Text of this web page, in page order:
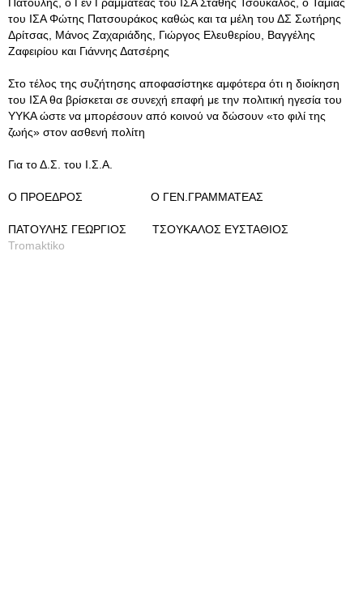
του ΙΣΑ Φώτης Πατσουράκος καθώς και τα μέλη του ΔΣ Σωτήρης
Δρίτσας, Μάνος Ζαχαριάδης, Γιώργος Ελευθερίου, Βαγγέλης
Ζαφειρίου και Γιάννης Δατσέρης
Στο τέλος της συζήτησης αποφασίστηκε αμφότερα ότι η διοίκηση
του ΙΣΑ θα βρίσκεται σε συνεχή επαφή με την πολιτική ηγεσία του
ΥΥΚΑ ώστε να μπορέσουν από κοινού να δώσουν «το φιλί της
ζωής» στον ασθενή πολίτη
Για το Δ.Σ. του Ι.Σ.Α.
Ο ΠΡΟΕΔΡΟΣ Ο ΓΕΝ.ΓΡΑΜΜΑΤΕΑΣ
ΠΑΤΟΥΛΗΣ ΓΕΩΡΓΙΟΣ ΤΣΟΥΚΑΛΟΣ ΕΥΣΤΑΘΙΟΣ
Tromaktiko